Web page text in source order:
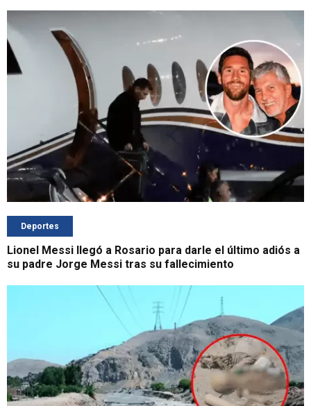
Deportes
Lionel Messi llegó a Rosario para darle el último adiós a
su padre Jorge Messi tras su fallecimiento